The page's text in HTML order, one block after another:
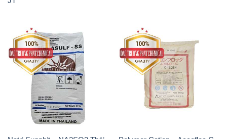
THÔNG TIN
Giới thiệu
Sản phẩm
Chính sách và quy định chung
Tin tức
Liên hệ